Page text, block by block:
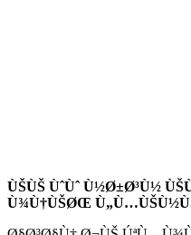
ÙŠÙŠ ÙˆÙˆ Ù½Ø±Ø³Ù½
Ù¾Ù†ÙŠØŒ